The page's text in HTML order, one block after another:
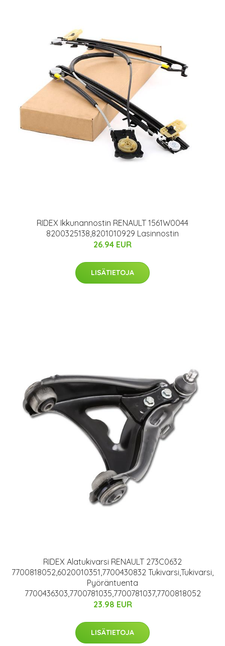
RIDEX Ikkunannostin RENAULT 1561W0044
8200325138,8201010929 Lasinnostin
26.94 EUR
LISÄTIETOJA
RIDEX Alatukivarsi RENAULT 273C0632
7700818052,6020010351,7700430832 Tukivarsi,Tukivarsi,
Pyöräntuenta
7700436303,7700781035,7700781037,7700818052
23.98 EUR
LISÄTIETOJA